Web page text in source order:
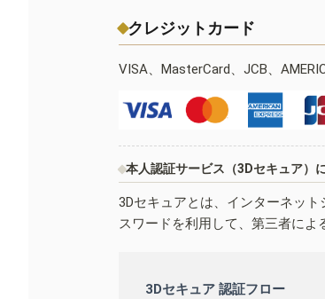
クレジットカード
VISA、MasterCard、JCB、
本人認証サービス（3Dセキュア）
3Dセキュアとは、インターネッ
スワードを利用して、第三者によ
3Dセキュア 認証フロー